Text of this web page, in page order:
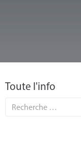
Toute l'info